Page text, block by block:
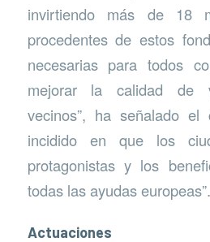
invirtiendo más de 18
procedentes de estos
necesarias para todos
mejorar la calidad de
vecinos”, ha señalado el
incidido en que los
protagonistas y los
todas las ayudas europeas”.
Actuaciones